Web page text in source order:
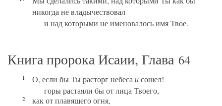
никогда не владычествовал
и над которыми не именовалось имя Твое.
Книга пророка Исаии, Глава 64
1 О, если бы Ты расторг небеса исошел!
горы растаяли бы от лица Твоего,
2
как от плавящего огня,